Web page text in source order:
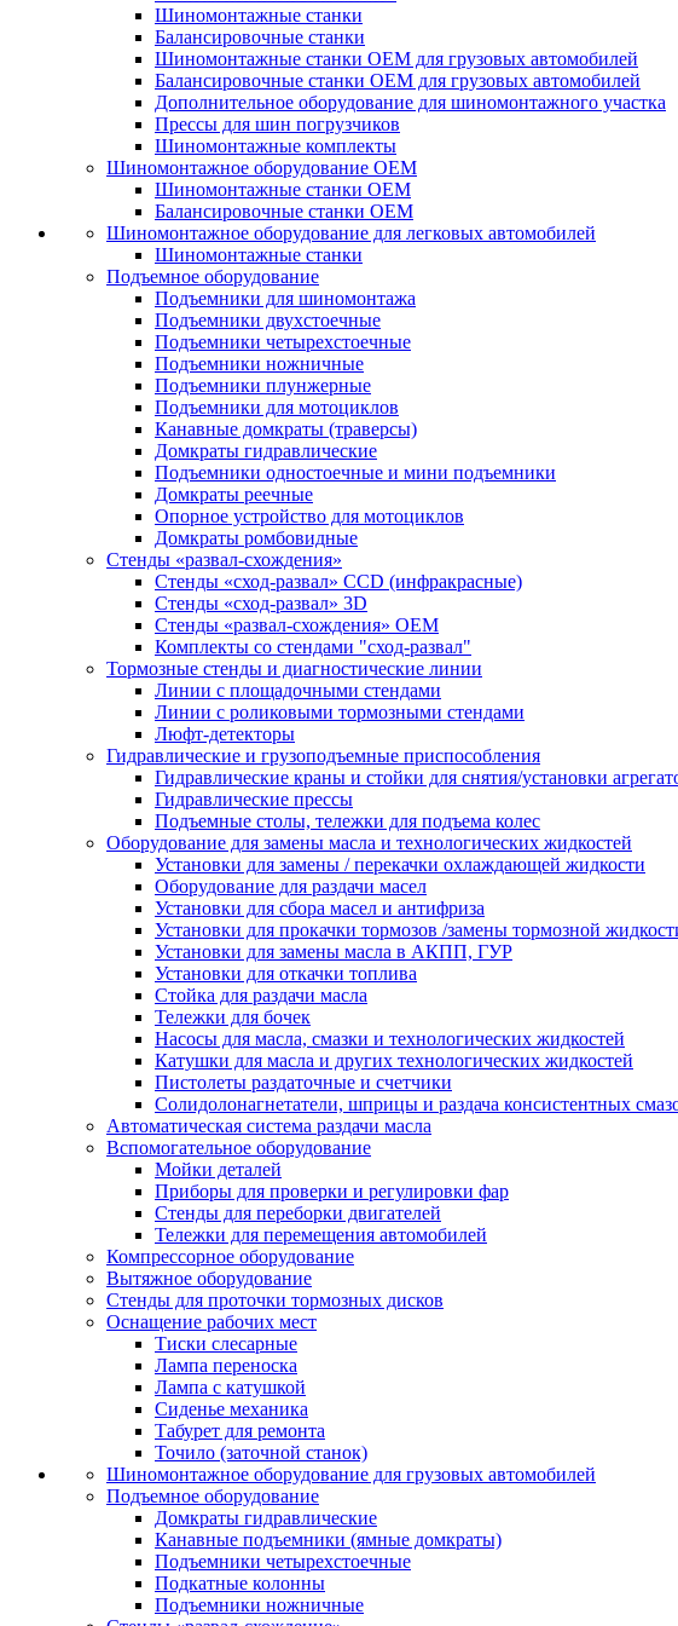
Шиномонтажные станки
Балансировочные станки
Шиномонтажные станки ОЕМ для грузовых автомобилей
Балансировочные станки ОЕМ для грузовых автомобилей
Дополнительное оборудование для шиномонтажного участка
Прессы для шин погрузчиков
Шиномонтажные комплекты
Шиномонтажное оборудование ОЕМ
Шиномонтажные станки ОЕМ
Балансировочные станки ОЕМ
Шиномонтажное оборудование для легковых автомобилей
Шиномонтажные станки
Подъемное оборудование
Подъемники для шиномонтажа
Подъемники двухстоечные
Подъемники четырехстоечные
Подъемники ножничные
Подъемники плунжерные
Подъемники для мотоциклов
Канавные домкраты (траверсы)
Домкраты гидравлические
Подъемники одностоечные и мини подъемники
Домкраты реечные
Опорное устройство для мотоциклов
Домкраты ромбовидные
Стенды «развал-схождения»
Стенды «сход-развал» CCD (инфракрасные)
Стенды «сход-развал» 3D
Стенды «развал-схождения» ОЕМ
Комплекты со стендами "сход-развал"
Тормозные стенды и диагностические линии
Линии с площадочными стендами
Линии с роликовыми тормозными стендами
Люфт-детекторы
Гидравлические и грузоподъемные приспособления
Гидравлические краны и стойки для снятия/установки
Гидравлические прессы
Подъемные столы, тележки для подъема колес
Оборудование для замены масла и технологических жидкостей
Установки для замены / перекачки охлаждающей жидкости
Оборудование для раздачи масел
Установки для сбора масел и антифриза
Установки для прокачки тормозов /замены тормозной
Установки для замены масла в АКПП, ГУР
Установки для откачки топлива
Стойка для раздачи масла
Тележки для бочек
Насосы для масла, смазки и технологических жидкостей
Катушки для масла и других технологических жидкостей
Пистолеты раздаточные и счетчики
Солидолонагнетатели, шприцы и раздача консистентных
Автоматическая система раздачи масла
Вспомогательное оборудование
Мойки деталей
Приборы для проверки и регулировки фар
Стенды для переборки двигателей
Тележки для перемещения автомобилей
Компрессорное оборудование
Вытяжное оборудование
Стенды для проточки тормозных дисков
Оснащение рабочих мест
Тиски слесарные
Лампа переноска
Лампа с катушкой
Сиденье механика
Табурет для ремонта
Точило (заточной станок)
Шиномонтажное оборудование для грузовых автомобилей
Подъемное оборудование
Домкраты гидравлические
Канавные подъемники (ямные домкраты)
Подъемники четырехстоечные
Подкатные колонны
Подъемники ножничные